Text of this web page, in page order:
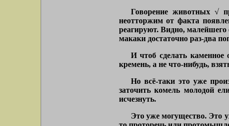
Говорение животных √
неотторжим от факта
реагируют. Видно, малейшего
макаки достаточно раз-два
И чтоб сделать каменное
кремень, а не что-нибудь,
Но всё-таки это уже
заточить комель молодой
исчезнуть.
Это уже могущество. Это